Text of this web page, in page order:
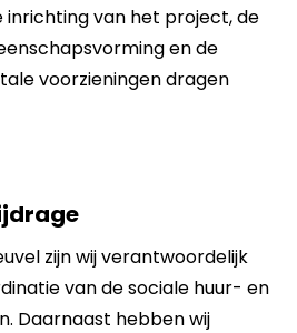
inrichting van het project, de
en de
voorzieningen dragen
zijn wij verantwoordelijk
van de sociale huur- en
Daarnaast hebben wij